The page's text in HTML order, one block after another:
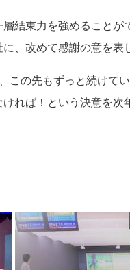
結束力を強めることが
、改めて感謝の意を表
この先もずっと続けて
れば！という決意を次